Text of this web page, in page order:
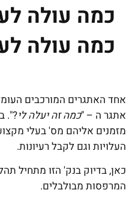
כמה עולה
כמה עולה
אחד האתגרים המורכבים
אתגר ה – "כמה זה יעלה לי?".
מזמנים אליהם מס' בעלי
העלויות וגם לקבל רעיונות.
כאן, בדיוק בנק' הזו מתחיל
המרפסות מבולבלים.